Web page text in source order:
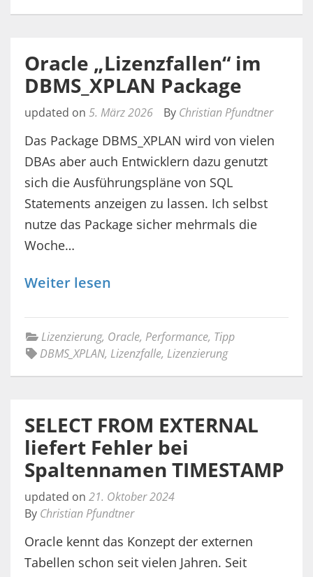
Oracle „Lizenzfallen“ im
DBMS_XPLAN Package
updated on 5. März 2026 By Christian Pfundtner
Das Package DBMS_XPLAN wird von vielen
DBAs aber auch Entwicklern dazu genutzt
sich die Ausführungspläne von SQL
Statements anzeigen zu lassen. Ich selbst
nutze das Package sicher mehrmals die
Woche…
Weiter lesen
Lizenzierung, Oracle, Performance, Tipp
DBMS_XPLAN, Lizenzfalle, Lizenzierung
SELECT FROM EXTERNAL
liefert Fehler bei
Spaltennamen TIMESTAMP
updated on 21. Oktober 2024
By Christian Pfundtner
Oracle kennt das Konzept der externen
Tabellen schon seit vielen Jahren. Seit